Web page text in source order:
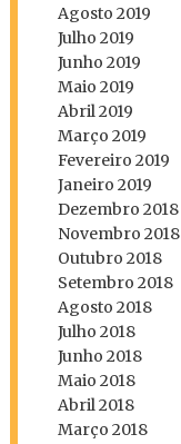
Agosto 2019
Julho 2019
Junho 2019
Maio 2019
Abril 2019
Março 2019
Fevereiro 2019
Janeiro 2019
Dezembro 2018
Novembro 2018
Outubro 2018
Setembro 2018
Agosto 2018
Julho 2018
Junho 2018
Maio 2018
Abril 2018
Março 2018